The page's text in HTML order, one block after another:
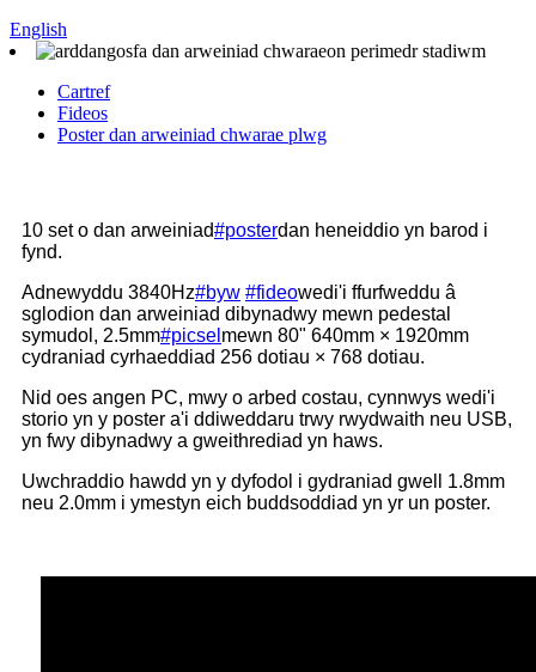
English
Cartref
Fideos
Poster dan arweiniad chwarae plwg
10 set o dan arweiniad#posterdan heneiddio yn barod i
fynd.
Adnewyddu 3840Hz#byw #fideowedi'i ffurfweddu â
sglodion dan arweiniad dibynadwy mewn pedestal
symudol, 2.5mm#picsel mewn 80" 640mm × 1920mm
cydraniad cyrhaeddiad 256 dotiau × 768 dotiau.
Nid oes angen PC, mwy o arbed costau, cynnwys wedi'i
storio yn y poster a'i ddiweddaru trwy rwydwaith neu USB,
yn fwy dibynadwy a gweithrediad yn haws.
Uwchraddio hawdd yn y dyfodol i gydraniad gwell 1.8mm
neu 2.0mm i ymestyn eich buddsoddiad yn yr un poster.